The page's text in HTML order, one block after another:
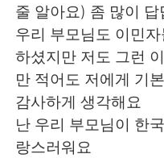
줄 알아요) 좀 많이 답
우리 부모님도 이민
하셨지만 저도 그런
만 적어도 저에게 기
감사하게 생각해요
난 우리 부모님이 한
랑스러워요